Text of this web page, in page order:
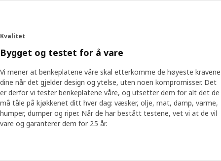
Kvalitet
Bygget og testet for å vare
Vi mener at benkeplatene våre skal etterkomme de høyeste kravene
dine når det gjelder design og ytelse, uten noen kompromisser. Det
er derfor vi tester benkeplatene våre, og utsetter dem for alt det de
må tåle på kjøkkenet ditt hver dag: væsker, olje, mat, damp, varme,
humper, dumper og riper. Når de har bestått testene, vet vi at de vil
vare og garanterer dem for 25 år.